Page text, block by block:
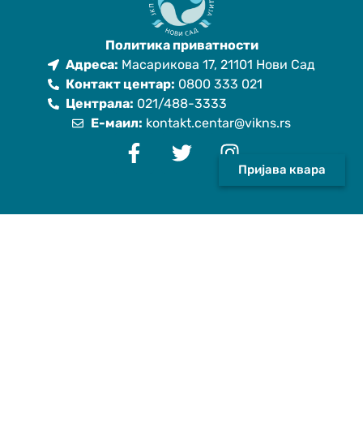
Пријава квара
Политика приватности
Адреса: Масарикова 17, 21101 Нови Сад
Контакт центар: 0800 333 021
Централа: 021/488-3333
Е-маил: kontakt.centar@vikns.rs